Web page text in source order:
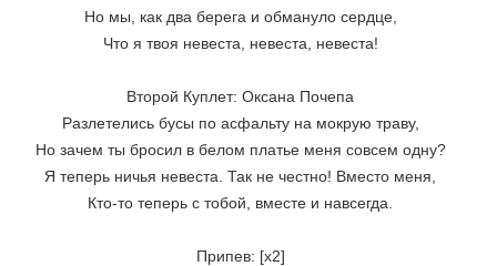
Но мы, как два берега и обмануло сердце,
Что я твоя невеста, невеста, невеста!
Второй Куплет: Оксана Почепа
Разлетелись бусы по асфальту на мокрую траву,
Но зачем ты бросил в белом платье меня совсем одну?
Я теперь ничья невеста. Так не честно! Вместо меня,
Кто-то теперь с тобой, вместе и навсегда.
Припев: [x2]